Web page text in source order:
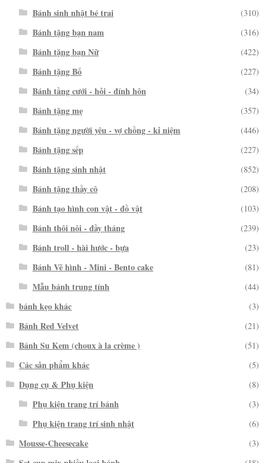
Bánh sinh nhật bé trai (310)
Bánh tặng bạn nam (316)
Bánh tặng bạn Nữ (422)
Bánh tặng Bố (227)
Bánh tầng cưới - hỏi - đính hôn (34)
Bánh tặng mẹ (357)
Bánh tặng người yêu - vợ chồng - kỉ niệm (446)
Bánh tặng sếp (227)
Bánh tặng sinh nhật (852)
Bánh tặng thầy cô (208)
Bánh tạo hình con vật - đồ vật (103)
Bánh thôi nôi - đầy tháng (239)
Bánh troll - hài hước - bựa (23)
Bánh Vẽ hình - Mini - Bento cake (81)
Mẫu bánh trung tính (44)
bánh kẹo khác (3)
Bánh Red Velvet (21)
Bánh Su Kem (choux à la crème ) (51)
Các sản phẩm khác (5)
Dụng cụ & Phụ kiện (8)
Phụ kiện trang trí bánh (3)
Phụ kiện trang trí sinh nhật (6)
Mousse-Cheesecake (3)